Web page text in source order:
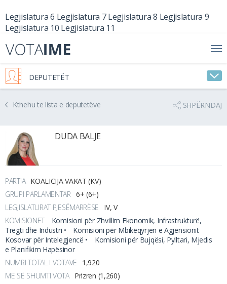
Legjislatura 6 Legjislatura 7 Legjislatura 8 Legjislatura 9
Legjislatura 10 Legjislatura 11
DEPUTETËT
Kthehu te lista e deputetëve SHPËRNDAJ
DUDA BALJE
PARTIA KOALICIJA VAKAT (KV)
GRUPI PARLAMENTAR 6+ (6+)
LEGJISLATURAT PJESËMARRËSE
IV, V
KOMISIONET
Komisioni për Zhvillim Ekonomik, Infrastrukturë,
Tregti dhe Industri •
Komisioni për Mbikëqyrjen e Agjensionit
Kosovar për Intelegjencë •
Komisioni për Bujqësi, Pylltari, Mjedis
e Planifikim Hapësinor
NUMRI TOTAL I VOTAVE
1,920
MË SË SHUMTI VOTA Prizren (1,260)